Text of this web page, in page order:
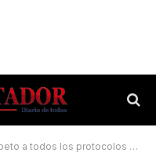
los protocolos preventivos»